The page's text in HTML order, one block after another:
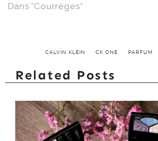
Dans "Courrèges"
CALVIN KLEIN CK ONE PARFUM
Related Posts